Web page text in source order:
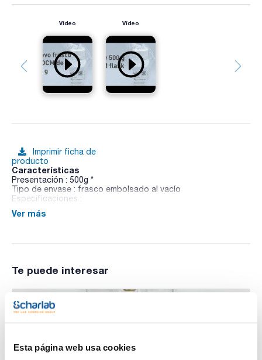
Esta página web usa cookies
Vídeo Vídeo
Imprimir ficha de
producto
Características
Presentación : 500g *
Tipo de envase : frasco embolsado al vacío
Especificaciones :
03-289
la técnica del NMP según el método armonizado de las
P EUR. PHARM. 5TH ED.
Ver más
Te puede interesar